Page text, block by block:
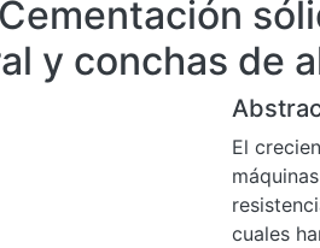
Cementación
y conchas de
El
cuales